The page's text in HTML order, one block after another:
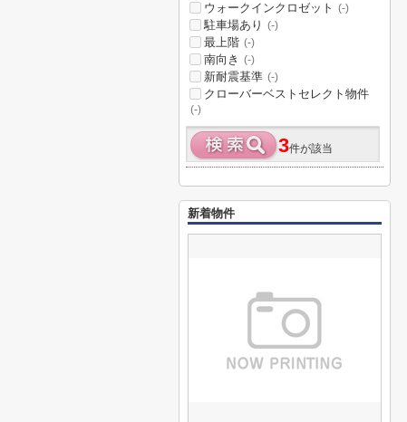
ウォークインクロゼット (-)
駐車場あり (-)
最上階 (-)
南向き (-)
新耐震基準 (-)
クローバーベストセレクト物件
(-)
3件が該当
新着物件